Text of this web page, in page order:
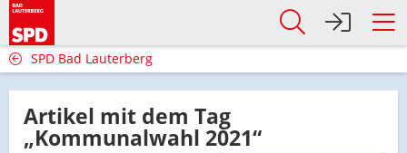
SPD Bad Lauterberg
Artikel mit dem Tag
„Kommunalwahl 2021“